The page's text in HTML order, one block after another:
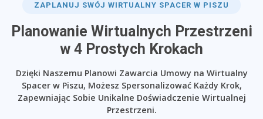
ZAPLANUJ SWÓJ WIRTUALNY SPACER W PISZU
Planowanie Wirtualnych Przestrzeni
w 4 Prostych Krokach
Dzięki Naszemu Planowi Zawarcia Umowy na Wirtualny
Spacer w Piszu, Możesz Spersonalizować Każdy Krok,
Zapewniając Sobie Unikalne Doświadczenie Wirtualnej
Przestrzeni.